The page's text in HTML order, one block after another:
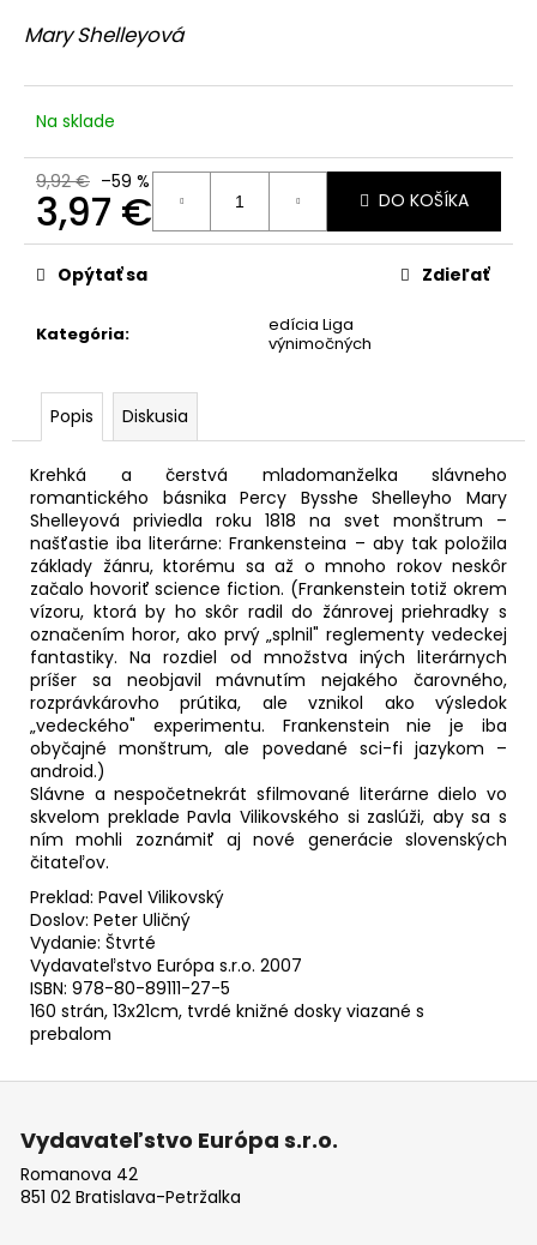
5
hviezdičiek.
Mary Shelleyová
Na sklade
9,92 € –59 %
3,97 €
Jednotková
cena:
DO KOŠÍKA
Kategória:
edícia Liga
výnimočných
Opýtať sa Zdieľať
Popis Diskusia
Krehká a čerstvá mladomanželka slávneho
romantického básnika Percy Bysshe Shelleyho Mary
Shelleyová priviedla roku 1818 na svet monštrum –
našťastie iba literárne: Frankensteina – aby tak položila
základy žánru, ktorému sa až o mnoho rokov neskôr
začalo hovoriť science fiction. (Frankenstein totiž okrem
vízoru, ktorá by ho skôr radil do žánrovej priehradky s
označením horor, ako prvý „splnil" reglementy vedeckej
fantastiky. Na rozdiel od množstva iných literárnych
príšer sa neobjavil mávnutím nejakého čarovného,
rozprávkárovho prútika, ale vznikol ako výsledok
„vedeckého" experimentu. Frankenstein nie je iba
obyčajné monštrum, ale povedané sci-fi jazykom –
android.)
Slávne a nespočetnekrát sfilmované literárne dielo vo
skvelom preklade Pavla Vilikovského si zaslúži, aby sa s
ním mohli zoznámiť aj nové generácie slovenských
čitateľov.
Preklad: Pavel Vilikovský
Doslov: Peter Uličný
Vydanie: Štvrté
Vydavateľstvo Európa s.r.o. 2007
ISBN: 978-80-89111-27-5
160 strán, 13x21cm, tvrdé knižné dosky viazané s
prebalom
a
e
NAPOLEON
Z NOTTING
HILLU
11,19
€
Pôvodne:
15,99
Vydavateľstvo Európa s.r.o.
Romanova 42
851 02 Bratislava-Petržalka